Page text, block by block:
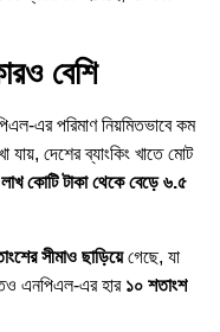
বেশি
এর পরিমাণ নিয়মিতভাবে কম
যায়, দেশের ব্যাংকিং খাতে মোট
কোটি টাকা থেকে বেড়ে ৬.৫
সীমাও ছাড়িয়েগেছে, যা
এনপিএল-এর হার ১০ শতাংশ